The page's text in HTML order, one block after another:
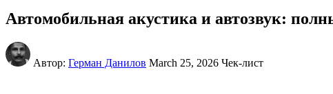
Автомобильная акустика и автозвук:
Автор: Герман Данилов March 25, 2026 Чек-лист